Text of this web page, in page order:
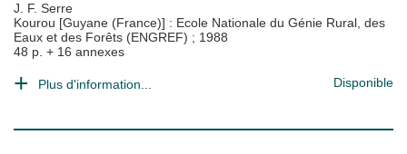
J. F. Serre
Kourou [Guyane (France)] : Ecole Nationale du Génie Rural, des
Eaux et des Forêts (ENGREF) ; 1988
48 p. + 16 annexes
Plus d'information... Disponible